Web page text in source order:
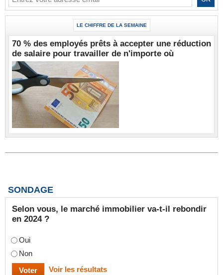
LE CHIFFRE DE LA SEMAINE
70 % des employés prêts à accepter une réduction
de salaire pour travailler de n'importe où
SONDAGE
Selon vous, le marché immobilier va-t-il rebondir
en 2024 ?
Oui
Non
Voir les résultats